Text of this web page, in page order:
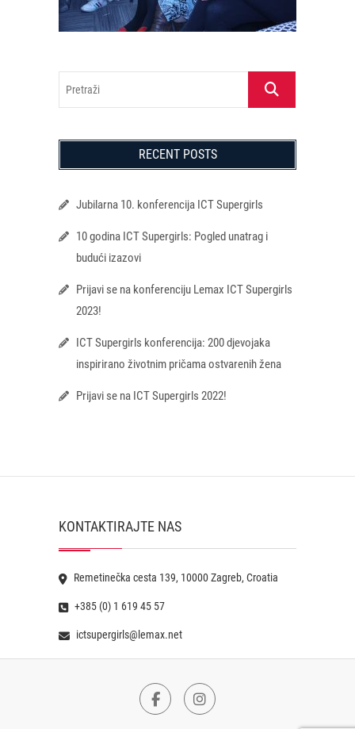
Pretraži
RECENT POSTS
Jubilarna 10. konferencija ICT Supergirls
10 godina ICT Supergirls: Pogled unatrag i
budući izazovi
Prijavi se na konferenciju Lemax ICT Supergirls
2023!
ICT Supergirls konferencija: 200 djevojaka
inspirirano životnim pričama ostvarenih žena
Prijavi se na ICT Supergirls 2022!
KONTAKTIRAJTE NAS
Remetinečka cesta 139, 10000 Zagreb, Croatia
+385 (0) 1 619 45 57
ictsupergirls@lemax.net
FacebookInstagram